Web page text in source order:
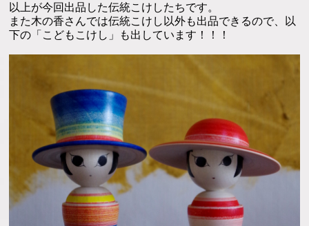
以上が今回出品した伝統こけしたちです。
また木の香さんでは伝統こけし以外も出品できるので、以
下の「こどもこけし」も出しています！！！